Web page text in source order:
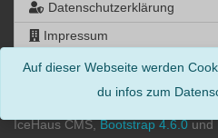
Datenschutzerklärung
Impressum
© 2014 - 2026, Die-Hörercharts.de
& Sebastian
IceHaus CMS, Bootstrap 4.6.0 und
Auf dieser Webseite werden
du infos zum